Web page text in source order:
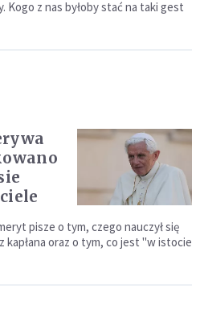
Kogo z nas byłoby stać na taki gest
pisze o tym, czego nauczył się
oraz o tym, co jest "w istocie